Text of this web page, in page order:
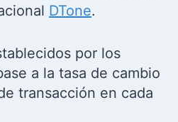
DTone.
por los
a la tasa de cambio
transacción en cada